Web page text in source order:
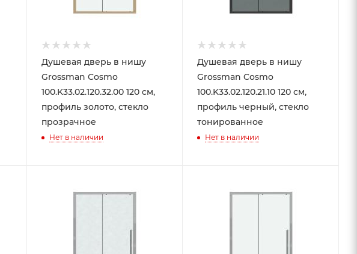
Душевая дверь в нишу
Grossman Cosmo
100.K33.02.120.32.00 120 см,
профиль золото, стекло
прозрачное
Нет в наличии
Душевая дверь в нишу
Grossman Cosmo
100.K33.02.120.21.10 120 см,
профиль черный, стекло
тонированное
Нет в наличии